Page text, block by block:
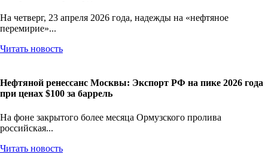
На четверг, 23 апреля 2026 года, надежды на «нефтяное
перемирие»...
Читать новость
Нефтяной ренессанс Москвы: Экспорт РФ на пике 2026 года
при ценах $100 за баррель
На фоне закрытого более месяца Ормузского пролива
российская...
Читать новость